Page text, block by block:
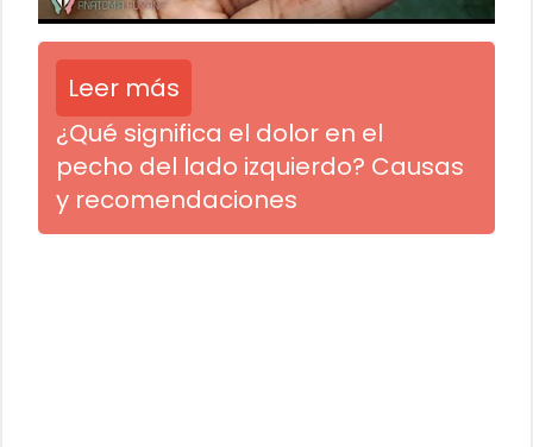
Leer más
¿Qué significa el dolor en el
pecho del lado izquierdo? Causas
y recomendaciones